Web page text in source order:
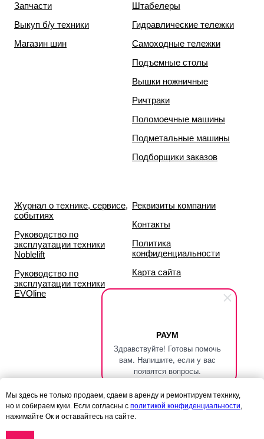
РАУМ
Здравствуйте! Готовы помочь
вам. Напишите, если у вас
появятся вопросы.
Запчасти
Выкуп б/у техники
Магазин шин
Штабелеры
Гидравлические тележки
Самоходные тележки
Подъемные столы
Вышки ножничные
Ричтраки
Поломоечные машины
Подметальные машины
Подборщики заказов
Журнал о технике, сервисе,
событиях
Руководство по
эксплуатации техники
Noblelift
Руководство по
эксплуатации техники
EVOline
Реквизиты компании
Контакты
Политика
конфиденциальности
Карта сайта
при каких условиях
информационные материалы и цены, размещённые на сайте, не
определяемой положениями статей 435 и 437 гражданского кодекса
Мы здесь не только продаем, сдаем в аренду и ремонтируем технику,
но и собираем куки. Если согласны с политикой конфиденциальности,
нажимайте Ок и оставайтесь на сайте.